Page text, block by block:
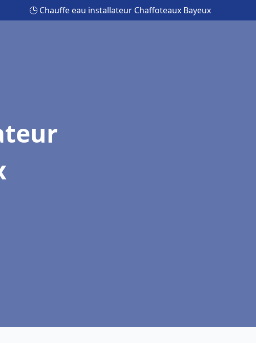
🕒 Chauffe eau installateur Chaffoteaux Bayeux